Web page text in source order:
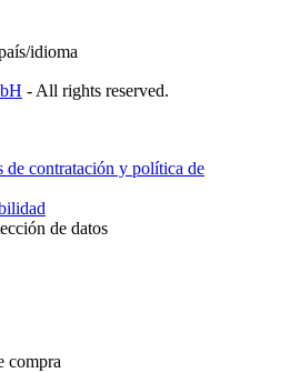
idioma
- All rights reserved.
de contratación y política de
de datos
compra